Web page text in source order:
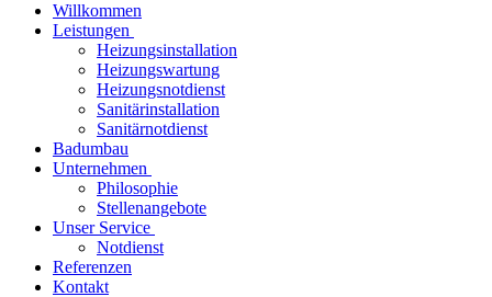
Willkommen
Leistungen
Heizungsinstallation
Heizungswartung
Heizungsnotdienst
Sanitärinstallation
Sanitärnotdienst
Badumbau
Unternehmen
Philosophie
Stellenangebote
Unser Service
Notdienst
Referenzen
Kontakt